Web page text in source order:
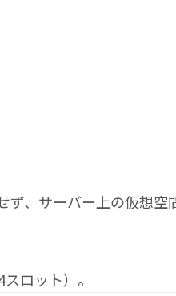
、サーバー上の仮想空
ロット）。